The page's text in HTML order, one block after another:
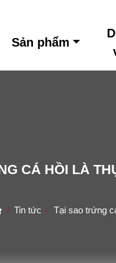
Sản phẩm
CÁ HỒI LÀ
HomeTin tức Tại sao trứng